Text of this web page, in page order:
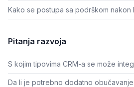
Kako se postupa sa podrškom nakon
Pitanja razvoja
S kojim tipovima CRM-a se može
Da li je potrebno dodatno obučavanje